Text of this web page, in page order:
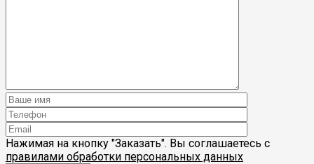
Нажимая на кнопку "Заказать". Вы соглашаетесь с
правилами обработки персональных данных